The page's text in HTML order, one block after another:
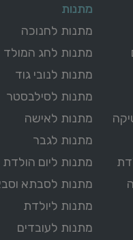
מתנות
מתנות לחנוכה
מתנות לחג המולד
מתנות לנובי גוד
מתנות לסילבסטר
מתנות לאישה
מתנות לגבר
מתנות ליום הולדת
מתנות לסבתא
מתנות ליולדת
מתנות לעובדים